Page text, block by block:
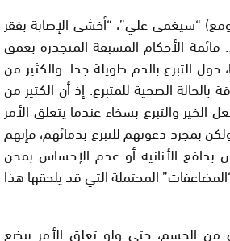
31 يناير 2020 (ومع) “سيغمى علي”، “أخشى الإصابة بفقر
قائمة الأحكام المسبقة المتجذرة بعمق
التبرع بالدم طويلة جدا. والكثير من
بالحالة الصحية للمتبرع. إذ أن الكثير من
الخير والتبرع بسخاء عندما يتعلق الأمر
بمجرد دعوتهم للتبرع بدمائهم، فإنهم
بدافع الأنانية أو عدم الإحساس بمحن
المحتملة التي قد يلحقها هذا
من الجسم، حتى ولو تعلق الأمر ببضع